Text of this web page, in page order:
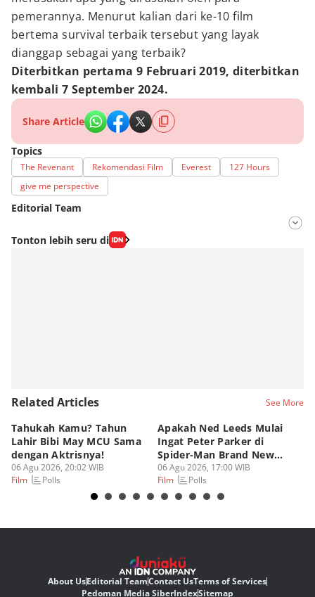
pemerannya. Menurut kalian dari ke-10 film
bertema survival terbaik tersebut yang layak
dianggap sebagai yang terbaik?
Diterbitkan pertama 9 Februari 2019, diterbitkan
kembali 7 September 2024.
Share Article
Topics
The Revenant Rekomendasi Film Everest
127 Hours
give me perspective
Editorial Team
Editor
Fahrul Razi Uni Nurullah
Tonton lebih seru di
Related Articles See More
Tahukah Kamu? Tahun
Lahir Bibi May MCU Sama
dengan Aktrisnya!
06 Agu 2026, 20:02 WIB
Film
Polls
Apakah Ned Leeds Mulai
Ingat Peter Parker di
Spider-Man Brand New
Day?
06 Agu 2026, 17:00 WIB
Film
Polls
About UsEditorial TeamContact UsTerms of Services
Pedoman Media SiberIndexSitemap